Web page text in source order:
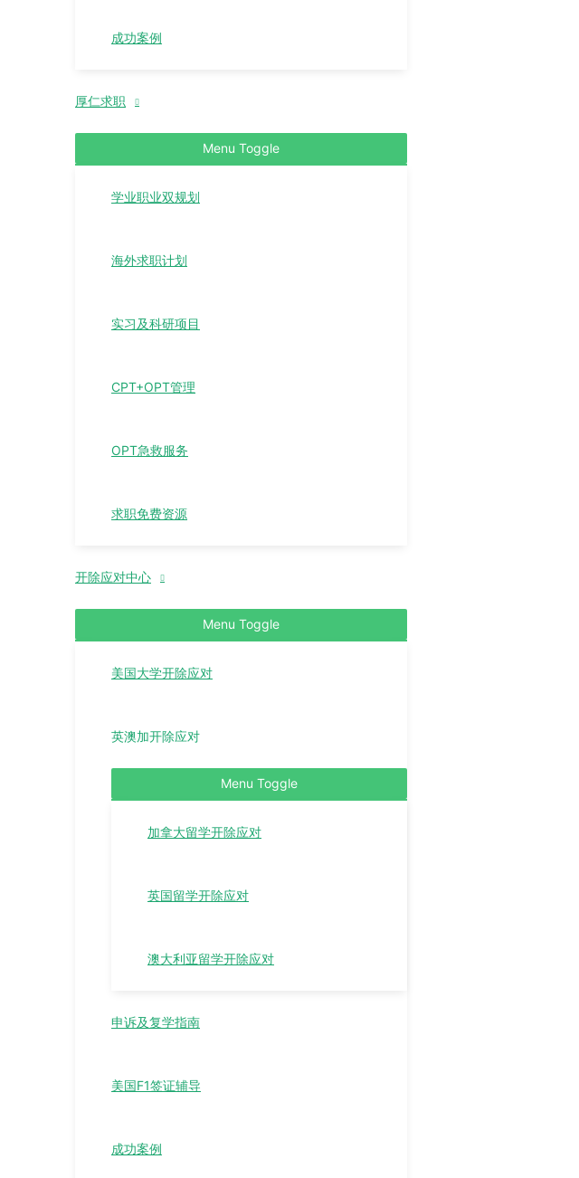
成功案例
厚仁求职
Menu Toggle
学业职业双规划
海外求职计划
实习及科研项目
CPT+OPT管理
OPT急救服务
求职免费资源
开除应对中心
Menu Toggle
美国大学开除应对
英澳加开除应对
Menu Toggle
加拿大留学开除应对
英国留学开除应对
澳大利亚留学开除应对
申诉及复学指南
美国F1签证辅导
成功案例